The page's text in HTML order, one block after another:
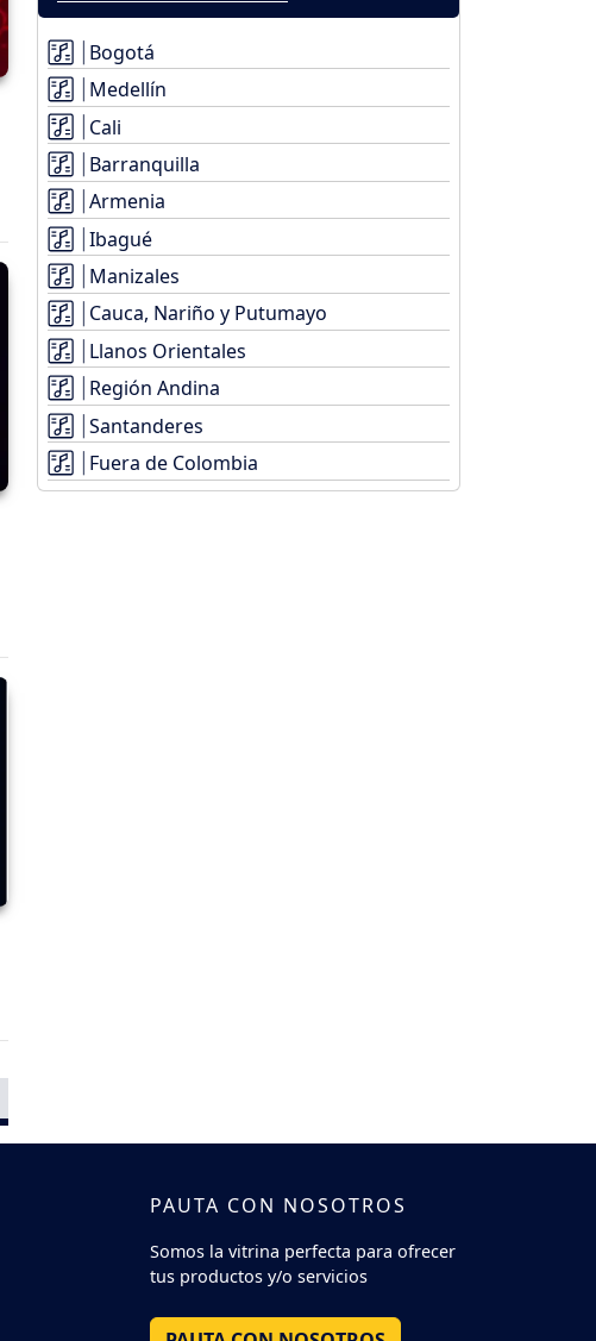
Bogotá
Medellín
Cali
Barranquilla
Armenia
Ibagué
Manizales
Cauca, Nariño y Putumayo
Llanos Orientales
Región Andina
Santanderes
Fuera de Colombia
PAUTA CON NOSOTROS
Somos la vitrina perfecta para ofrecer
tus productos y/o servicios